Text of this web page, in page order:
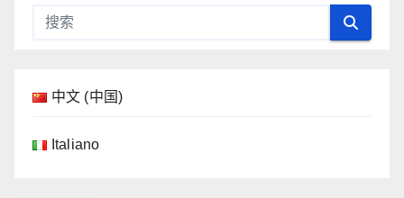
中文 (中国)
Italiano